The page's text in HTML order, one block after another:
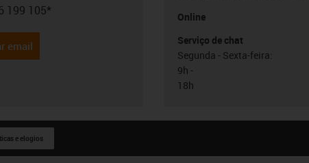
phone
199 105*
email
Online
Serviço de chat
Segunda - Sexta-feira:
9h -
18h
e elogios